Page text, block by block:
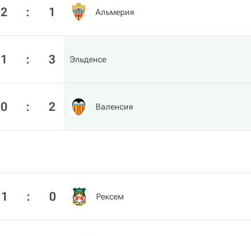
2 : 1 Альмерия
1 : 3 Эльденсе
0 : 2 Валенсия
1 : 0 Рексем